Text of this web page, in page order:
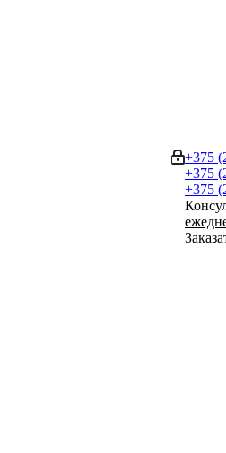
+375
+375
+375